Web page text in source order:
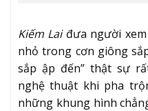
Kiếm Laiđưa người xem
nhỏ trong cơn giông
sắp ập đến” thật sự
nghệ thuật khi pha
những khung hình